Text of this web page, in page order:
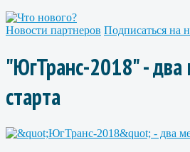
Новости партнеров Подписаться на
"ЮгТранс-2018" - два
старта